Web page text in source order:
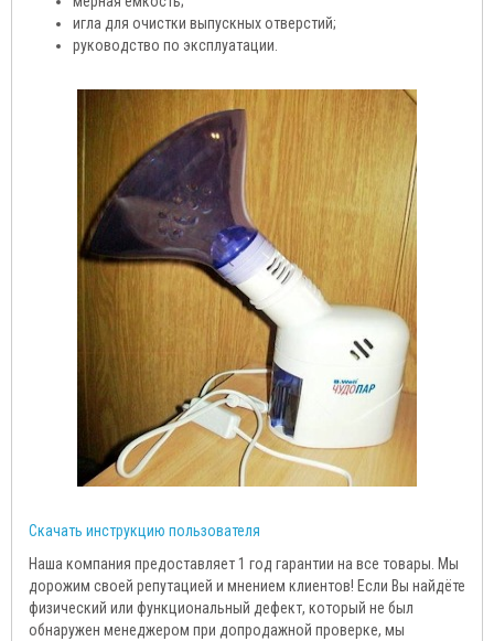
игла для очистки выпускных отверстий;
руководство по эксплуатации.
Скачать инструкцию пользователя
Наша компания предоставляет 1 год гарантии на все товары. Мы
дорожим своей репутацией и мнением клиентов! Если Вы найдёте
физический или функциональный дефект, который не был
обнаружен менеджером при допродажной проверке, мы